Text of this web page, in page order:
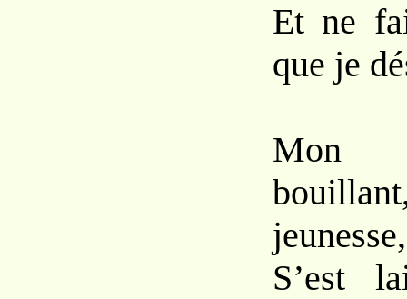
Et ne
que je
Mon
jeunesse,
S’est